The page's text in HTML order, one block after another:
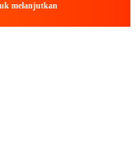
melanjutkan